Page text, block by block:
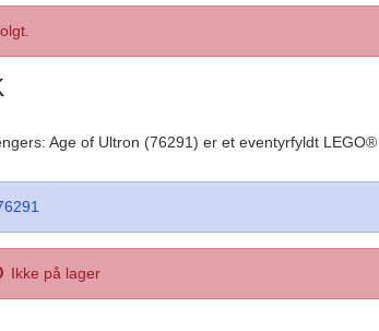
Age of Ultron (76291) er et eventyrfyldt
Ikke på lager